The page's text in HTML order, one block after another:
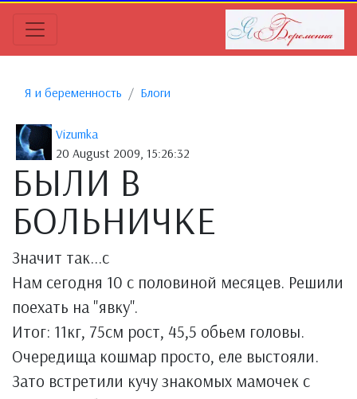
Я и беременность Блоги
Vizumka
20 August 2009, 15:26:32
БЫЛИ В
БОЛЬНИЧКЕ
Значит так...с
Нам сегодня 10 с половиной месяцев. Решили
поехать на "явку".
Итог: 11кг, 75см рост, 45,5 обьем головы.
Очередища кошмар просто, еле выстояли.
Зато встретили кучу знакомых мамочек с